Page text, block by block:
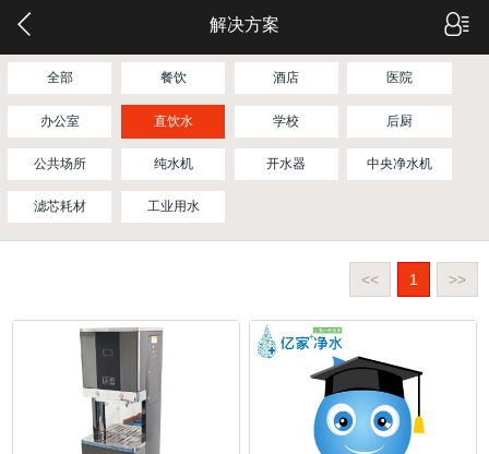
解决方案
全部 餐饮 酒店 医院
办公室 直饮水 学校 后厨
公共场所 纯水机 开水器 中央净水机
滤芯耗材 工业用水
<< 1 >>